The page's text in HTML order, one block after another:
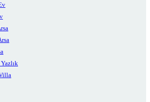
Yazlık